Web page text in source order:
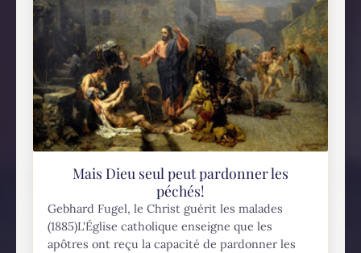
Mais Dieu seul peut pardonner les
péchés!
Gebhard Fugel, le Christ guérit les malades
(1885)L'Église catholique enseigne que les
apôtres ont reçu la capacité de pardonner les